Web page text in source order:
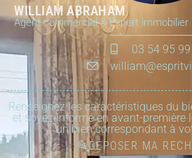
WILLIAM ABRAHAM
Agent commercial & Expert immobilier
03 54 95
Renseignez les caractéristiques du
et soyez informé en avant-première
un bien correspondant à
DÉPOSER MA